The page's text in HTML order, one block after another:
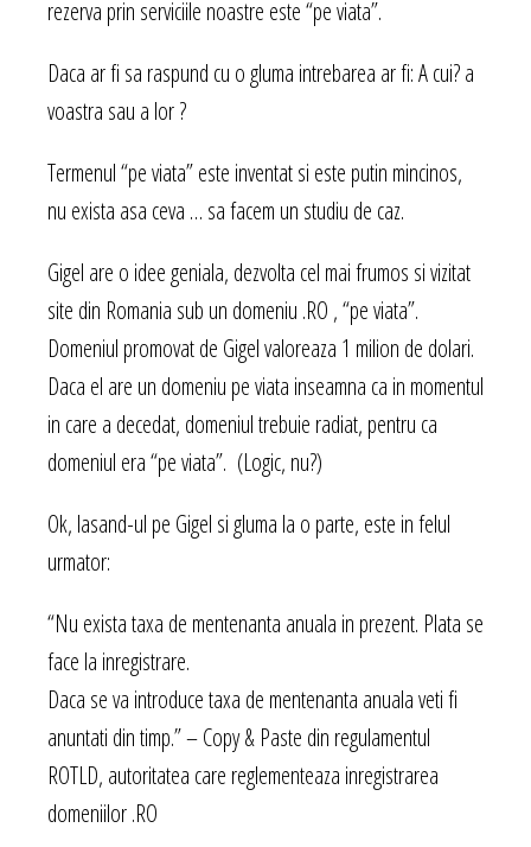
rezerva prin serviciile noastre este “pe viata”.
Daca ar fi sa raspund cu o gluma intrebarea ar fi: A cui? a
voastra sau a lor ?
Termenul “pe viata” este inventat si este putin mincinos,
nu exista asa ceva … sa facem un studiu de caz.
Gigel are o idee geniala, dezvolta cel mai frumos si vizitat
site din Romania sub un domeniu .RO , “pe viata”.
Domeniul promovat de Gigel valoreaza 1 milion de dolari.
Daca el are un domeniu pe viata inseamna ca in momentul
in care a decedat, domeniul trebuie radiat, pentru ca
domeniul era “pe viata”. (Logic, nu?)
Ok, lasand-ul pe Gigel si gluma la o parte, este in felul
urmator:
“Nu exista taxa de mentenanta anuala in prezent. Plata se
face la inregistrare.
Daca se va introduce taxa de mentenanta anuala veti fi
anuntati din timp.” – Copy & Paste din regulamentul
ROTLD, autoritatea care reglementeaza inregistrarea
domeniilor .RO